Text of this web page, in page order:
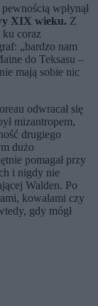
wpłynął
XIX wieku. Z
ku coraz
„bardzo nam
do Teksasu –
mają sobie nic
odwracał się
mizantropem,
drugiego
dużo
pomagał przy
i nigdy nie
Walden. Po
kowalami czy
gdy mógł